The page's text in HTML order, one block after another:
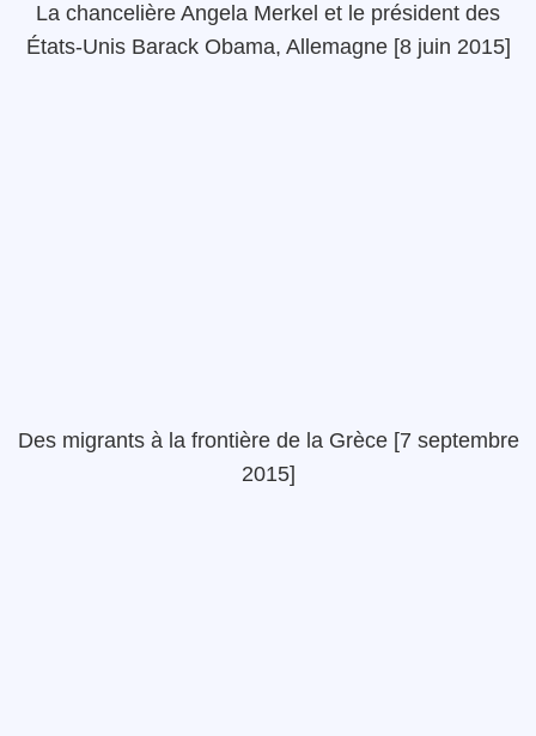
La chancelière Angela Merkel et le président des
États-Unis Barack Obama, Allemagne [8 juin 2015]
Des migrants à la frontière de la Grèce [7 septembre
2015]